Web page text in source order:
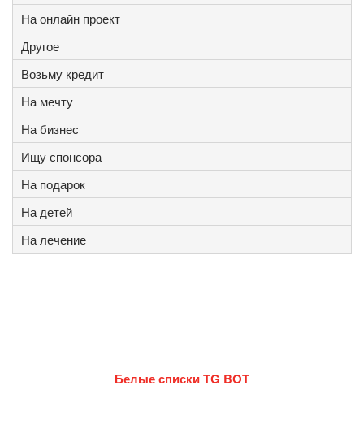
На онлайн проект
Другое
Возьму кредит
На мечту
На бизнес
Ищу спонсора
На подарок
На детей
На лечение
Белые списки TG BOT